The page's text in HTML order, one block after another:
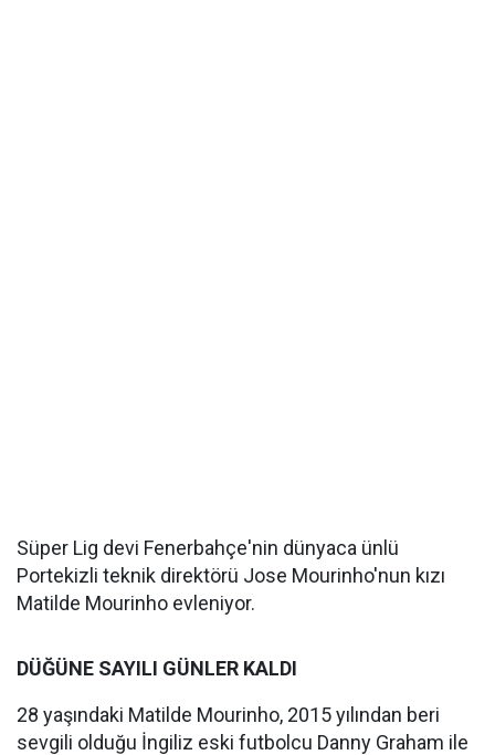
Süper Lig devi Fenerbahçe'nin dünyaca ünlü
Portekizli teknik direktörü Jose Mourinho'nun kızı
Matilde Mourinho evleniyor.
DÜĞÜNE SAYILI GÜNLER KALDI
28 yaşındaki Matilde Mourinho, 2015 yılından beri
sevgili olduğu İngiliz eski futbolcu Danny Graham ile